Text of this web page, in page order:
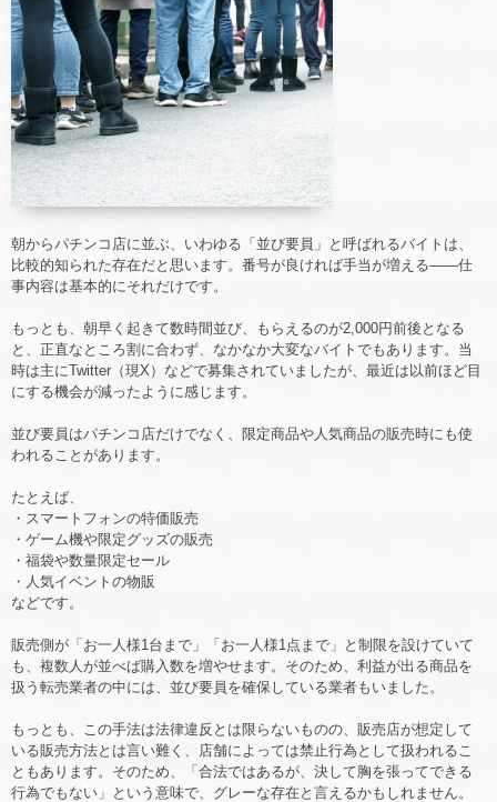
朝からパチンコ店に並ぶ、いわゆる「並び要員」と呼ばれるバイトは、
比較的知られた存在だと思います。番号が良ければ手当が増える――仕
事内容は基本的にそれだけです。
もっとも、朝早く起きて数時間並び、もらえるのが2,000円前後となる
と、正直なところ割に合わず、なかなか大変なバイトでもあります。当
時は主にTwitter（現X）などで募集されていましたが、最近は以前ほど目
にする機会が減ったように感じます。
並び要員はパチンコ店だけでなく、限定商品や人気商品の販売時にも使
われることがあります。
たとえば、
・スマートフォンの特価販売
・ゲーム機や限定グッズの販売
・福袋や数量限定セール
・人気イベントの物販
などです。
販売側が「お一人様1台まで」「お一人様1点まで」と制限を設けていて
も、複数人が並べば購入数を増やせます。そのため、利益が出る商品を
扱う転売業者の中には、並び要員を確保している業者もいました。
もっとも、この手法は法律違反とは限らないものの、販売店が想定して
いる販売方法とは言い難く、店舗によっては禁止行為として扱われるこ
ともあります。そのため、「合法ではあるが、決して胸を張ってできる
行為でもない」という意味で、グレーな存在と言えるかもしれません。